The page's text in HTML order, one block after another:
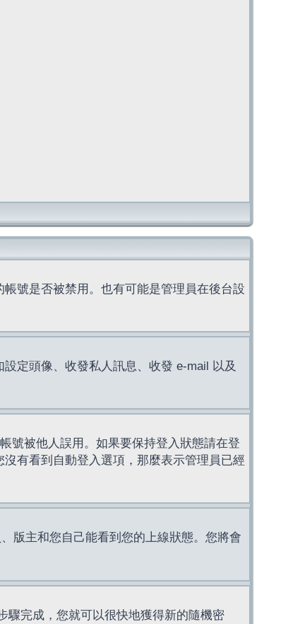
號是否被禁用。也有可能是管理員在後台設
定頭像、收發私人訊息、收發 e-mail 以及
號被他人誤用。如果要保持登入狀態請在登
有看到自動登入選項，那麼表示管理員已經
版主和您自己能看到您的上線狀態。您將會
驟完成，您就可以很快地獲得新的隨機密